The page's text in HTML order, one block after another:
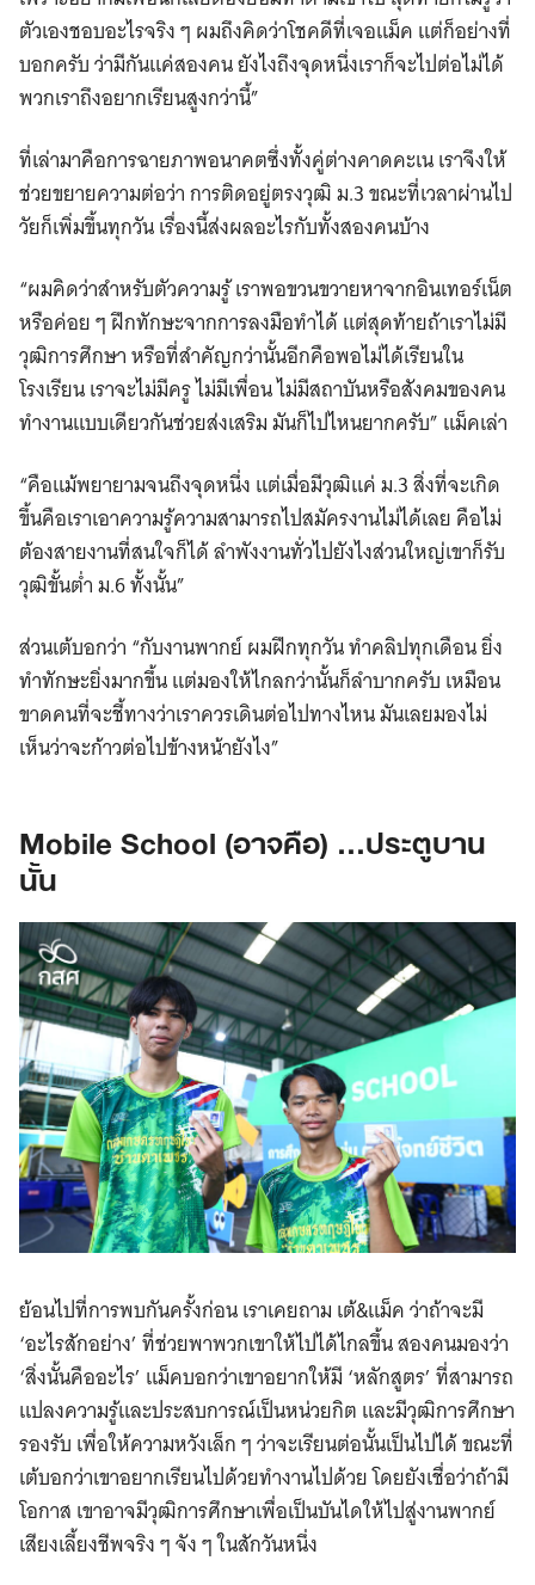
ตัวเองชอบอะไรจริง ๆ ผมถึงคิดว่าโชคดีที่เจอแม็ค แต่ก็อย่างที่
บอกครับ ว่ามีกันแค่สองคน ยังไงถึงจุดหนึ่งเราก็จะไปต่อไม่ได้
พวกเราถึงอยากเรียนสูงกว่านี้”
ที่เล่ามาคือการฉายภาพอนาคตซึ่งทั้งคู่ต่างคาดคะเน เราจึงให้
ช่วยขยายความต่อว่า การติดอยู่ตรงวุฒิ ม.3 ขณะที่เวลาผ่านไป
วัยก็เพิ่มขึ้นทุกวัน เรื่องนี้ส่งผลอะไรกับทั้งสองคนบ้าง
“ผมคิดว่าสำหรับตัวความรู้ เราพอขวนขวายหาจากอินเทอร์เน็ต
หรือค่อย ๆ ฝึกทักษะจากการลงมือทำได้ แต่สุดท้ายถ้าเราไม่มี
วุฒิการศึกษา หรือที่สำคัญกว่านั้นอีกคือพอไม่ได้เรียนใน
โรงเรียน เราจะไม่มีครู ไม่มีเพื่อน ไม่มีสถาบันหรือสังคมของคน
ทำงานแบบเดียวกันช่วยส่งเสริม มันก็ไปไหนยากครับ” แม็คเล่า
“คือแม้พยายามจนถึงจุดหนึ่ง แต่เมื่อมีวุฒิแค่ ม.3 สิ่งที่จะเกิด
ขึ้นคือเราเอาความรู้ความสามารถไปสมัครงานไม่ได้เลย คือไม่
ต้องสายงานที่สนใจก็ได้ ลำพังงานทั่วไปยังไงส่วนใหญ่เขาก็รับ
วุฒิขั้นต่ำ ม.6 ทั้งนั้น”
ส่วนเต้บอกว่า “กับงานพากย์ ผมฝึกทุกวัน ทำคลิปทุกเดือน ยิ่ง
ทำทักษะยิ่งมากขึ้น แต่มองให้ไกลกว่านั้นก็ลำบากครับ เหมือน
ขาดคนที่จะชี้ทางว่าเราควรเดินต่อไปทางไหน มันเลยมองไม่
เห็นว่าจะก้าวต่อไปข้างหน้ายังไง”
Mobile School (อาจคือ) …ประตูบาน
นั้น
ย้อนไปที่การพบกันครั้งก่อน เราเคยถาม เต้&แม็ค ว่าถ้าจะมี
‘อะไรสักอย่าง’ ที่ช่วยพาพวกเขาให้ไปได้ไกลขึ้น สองคนมองว่า
‘สิ่งนั้นคืออะไร’ แม็คบอกว่าเขาอยากให้มี ‘หลักสูตร’ ที่สามารถ
แปลงความรู้และประสบการณ์เป็นหน่วยกิต และมีวุฒิการศึกษา
รองรับ เพื่อให้ความหวังเล็ก ๆ ว่าจะเรียนต่อนั้นเป็นไปได้ ขณะที่
เต้บอกว่าเขาอยากเรียนไปด้วยทำงานไปด้วย โดยยังเชื่อว่าถ้ามี
โอกาส เขาอาจมีวุฒิการศึกษาเพื่อเป็นบันไดให้ไปสู่งานพากย์
เสียงเลี้ยงชีพจริง ๆ จัง ๆ ในสักวันหนึ่ง